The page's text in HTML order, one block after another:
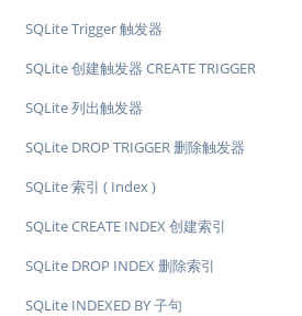
SQLite Trigger 触发器
SQLite 创建触发器 CREATE TRIGGER
SQLite 列出触发器
SQLite DROP TRIGGER 删除触发器
SQLite 索引 ( Index )
SQLite CREATE INDEX 创建索引
SQLite DROP INDEX 删除索引
SQLite INDEXED BY 子句